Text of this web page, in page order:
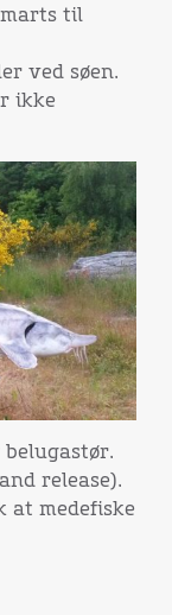
til
ved søen.
ikke
belugastør.
release).
at medefiske